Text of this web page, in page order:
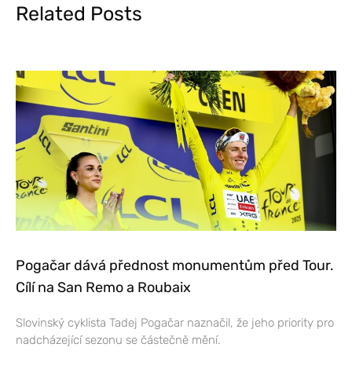
Related Posts
Pogačar dává přednost monumentům před Tour.
Cílí na San Remo a Roubaix
Slovinský cyklista Tadej Pogačar naznačil, že jeho priority pro
nadcházející sezonu se částečně mění.